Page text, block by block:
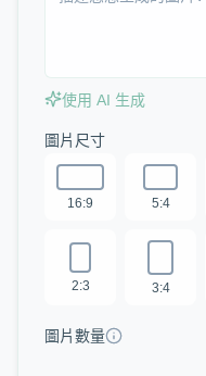
使用 AI 生成
圖片尺寸
16:9 5:4
2:3 3:4
圖片數量